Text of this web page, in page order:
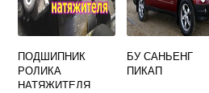
ПОДШИПНИК
РОЛИКА
НАТЯЖИТЕЛЯ
БУ САНЬЕНГ
ПИКАП